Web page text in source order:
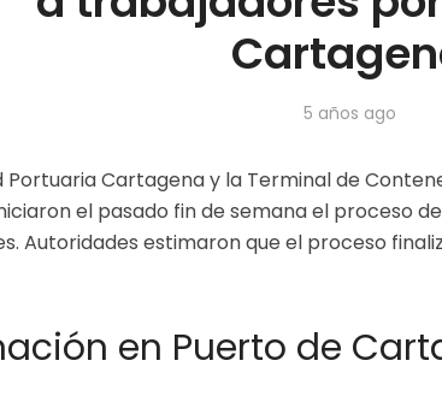
5 años ago
Portuaria Cartagena y la Terminal de
el pasado fin de semana el proceso
Autoridades estimaron que el proceso
en Puerto de